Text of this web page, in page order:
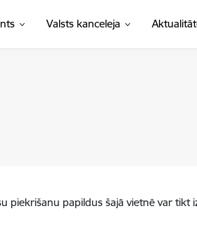
Valsts kanceleja
piekrišanu papildus šajā vietnē var tikt